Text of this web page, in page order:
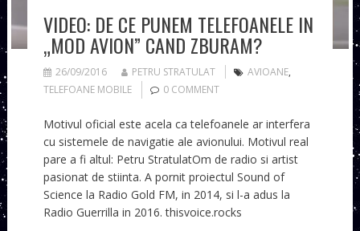
VIDEO: DE CE PUNEM TELEFOANELE IN
„MOD AVION” CAND ZBURAM?
26/09/2016 PETRU STRATULAT AVIOANE,
TELEFOANE MOBILE
0 COMMENT
Motivul oficial este acela ca telefoanele ar interfera
cu sistemele de navigatie ale avionului. Motivul real
pare a fi altul: Petru StratulatOm de radio si artist
pasionat de stiinta. A pornit proiectul Sound of
Science la Radio Gold FM, in 2014, si l-a adus la
Radio Guerrilla in 2016. thisvoice.rocks